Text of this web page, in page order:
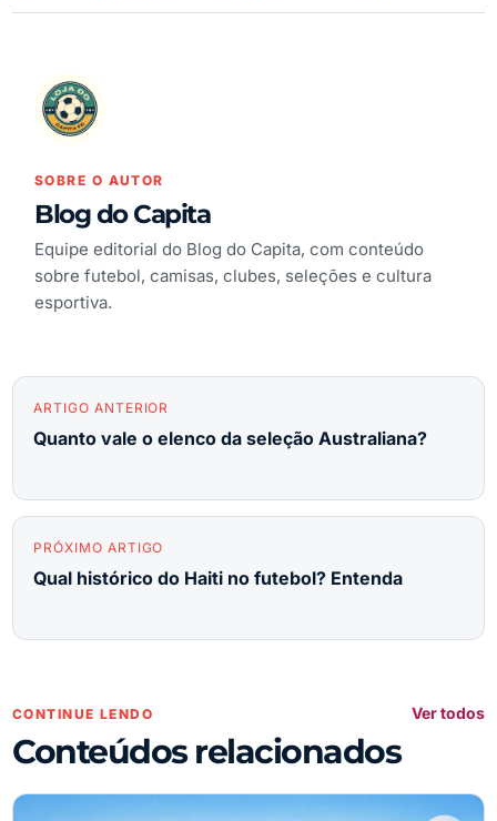
SOBRE O AUTOR
Blog do Capita
Equipe editorial do Blog do Capita, com conteúdo
sobre futebol, camisas, clubes, seleções e cultura
esportiva.
ARTIGO ANTERIOR
Quanto vale o elenco da seleção Australiana?
PRÓXIMO ARTIGO
Qual histórico do Haiti no futebol? Entenda
CONTINUE LENDO
Conteúdos relacionados
Ver todos